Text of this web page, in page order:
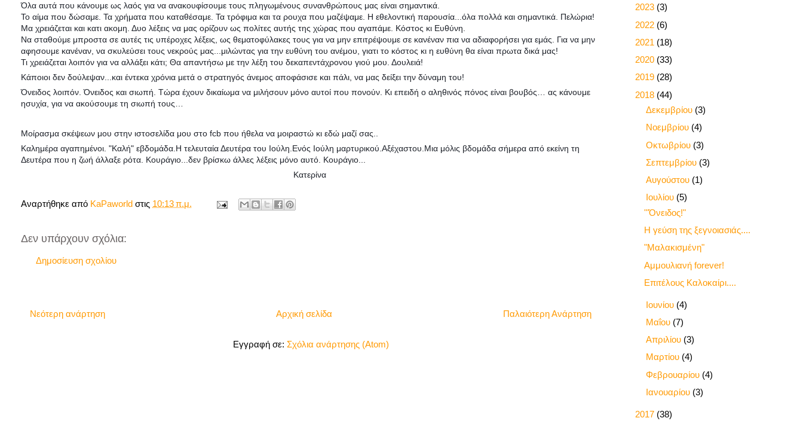
Όλα αυτά που κάνουμε ως λαός για να ανακουφίσουμε τους πληγωμένους συνανθρώπους μας είναι σημαντικά.
Το αίμα που δώσαμε. Τα χρήματα που καταθέσαμε. Τα τρόφιμα και τα ρουχα που μαζέψαμε. Η εθελοντική παρουσία...όλα πολλά και σημαντικά. Πελώρια!
Μα χρειάζεται και κατι ακομη. Δυο λέξεις να μας ορίζουν ως πολίτες αυτής της χώρας που αγαπάμε. Κόστος κι Ευθύνη.
Να σταθούμε μπροστα σε αυτές τις υπέροχες λέξεις, ως θεματοφύλακες τους για να μην επιτρέψουμε σε κανέναν πια να αδιαφορήσει για εμάς. Για να μην
αφησουμε κανέναν, να σκυλεύσει τους νεκρούς μας...μιλώντας για την ευθύνη του ανέμου, γιατι το κόστος κι η ευθύνη θα είναι πρωτα δικά μας!
Τι χρειάζεται λοιπόν για να αλλάξει κάτι; Θα απαντήσω με την λέξη του δεκαπεντάχρονου γιού μου. Δουλειά!
Κάποιοι δεν δούλεψαν...και έντεκα χρόνια μετά ο στρατηγός άνεμος αποφάσισε και πάλι, να μας δείξει την δύναμη του!
Όνειδος λοιπόν. Όνειδος και σιωπή. Τώρα έχουν δικαίωμα να μιλήσουν μόνο αυτοί που πονούν. Κι επειδή ο αληθινός πόνος είναι βουβός… ας κάνουμε
ησυχία, για να ακούσουμε τη σιωπή τους…
Μοίρασμα σκέψεων μου στην ιστοσελίδα μου στο fcb που ήθελα να μοιραστώ κι εδώ μαζί σας..
Καλημέρα αγαπημένοι. "Καλή" εβδομάδα.Η τελευταία Δευτέρα του Ιούλη.Ενός Ιούλη μαρτυρικού.Αξέχαστου.Μια μόλις βδομάδα σήμερα από εκείνη τη
Δευτέρα που η ζωή άλλαξε ρότα. Κουράγιο...δεν βρίσκω άλλες λέξεις μόνο αυτό. Κουράγιο...
Κατερίνα
Αναρτήθηκε από KaPaworld στις 10:13 π.μ.
Δεν υπάρχουν σχόλια:
Δημοσίευση σχολίου
Νεότερη ανάρτηση Παλαιότερη Ανάρτηση
Αρχική σελίδα
Εγγραφή σε: Σχόλια ανάρτησης (Atom)
2023 (3)
2022 (6)
2021 (18)
2020 (33)
2019 (28)
2018 (44)
Δεκεμβρίου (3)
Νοεμβρίου (4)
Οκτωβρίου (3)
Σεπτεμβρίου (3)
Αυγούστου (1)
Ιουλίου (5)
'"Όνειδος!"
Η γεύση της ξεγνοιασιάς....
"Μαλακισμένη"
Αμμουλιανή forever!
Επιτέλους Καλοκαίρι....
Ιουνίου (4)
Μαΐου (7)
Απριλίου (3)
Μαρτίου (4)
Φεβρουαρίου (4)
Ιανουαρίου (3)
2017 (38)